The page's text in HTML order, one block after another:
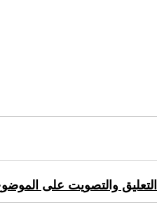
التعليق والتصويت على